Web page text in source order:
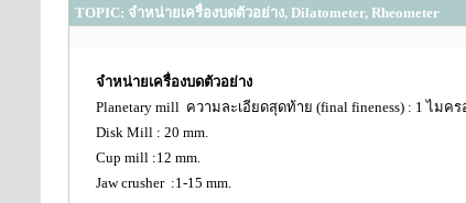
TOPIC: จำหน่ายเครื่องบดตัวอย่าง, Dilatometer, Rheometer
จำหน่ายเครื่องบดตัวอย่าง
Planetary mill ความละเอียดสุดท้าย (final fineness) : 1 ไมค
Disk Mill : 20 mm.
Cup mill :12 mm.
Jaw crusher :1-15 mm.